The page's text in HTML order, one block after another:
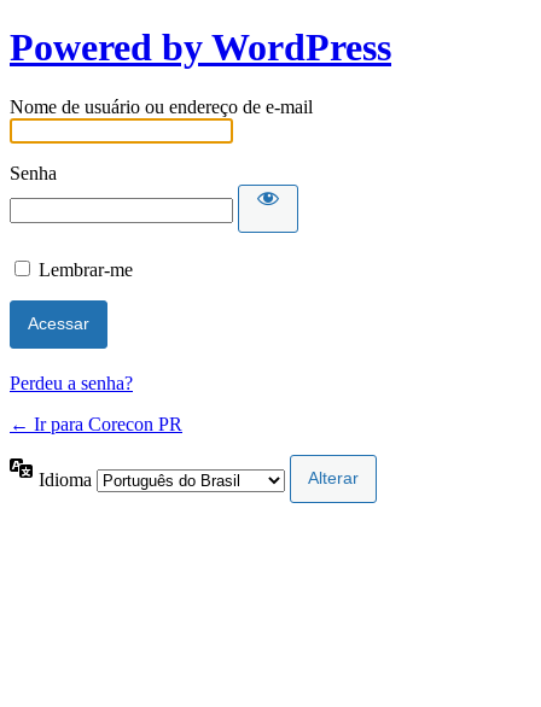
Powered by WordPress
Nome de usuário ou endereço de e-mail
Senha
Lembrar-me
Perdeu a senha?
← Ir para Corecon PR
Idioma